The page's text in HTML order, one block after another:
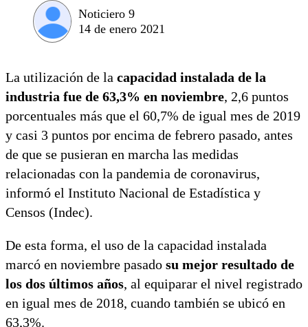
Noticiero 9
14 de enero 2021
La utilización de la capacidad instalada de la
industria fue de 63,3% en noviembre, 2,6 puntos
porcentuales más que el 60,7% de igual mes de 2019
y casi 3 puntos por encima de febrero pasado, antes
de que se pusieran en marcha las medidas
relacionadas con la pandemia de coronavirus,
informó el Instituto Nacional de Estadística y
Censos (Indec).
De esta forma, el uso de la capacidad instalada
marcó en noviembre pasado su mejor resultado de
los dos últimos años, al equiparar el nivel registrado
en igual mes de 2018, cuando también se ubicó en
63,3%.